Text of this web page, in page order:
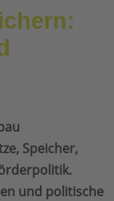
Speicher,
und politische